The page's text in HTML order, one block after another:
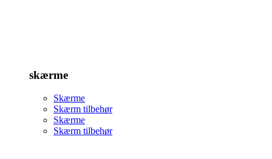
skærme
Skærme
Skærm tilbehør
Skærme
Skærm tilbehør